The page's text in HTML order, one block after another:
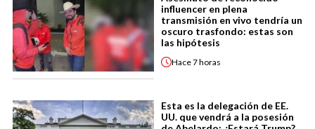
influencer en plena
transmisión en vivo tendría un
oscuro trasfondo: estas son
las hipótesis
Hace7 horas
Esta es la delegación de EE.
UU. que vendrá a la posesión